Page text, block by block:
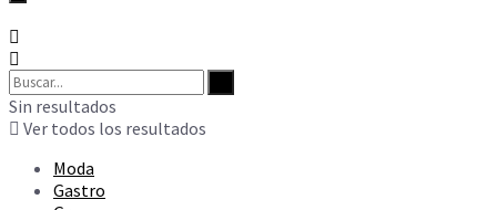
Sin resultados
Ver todos los resultados
Moda
Gastro